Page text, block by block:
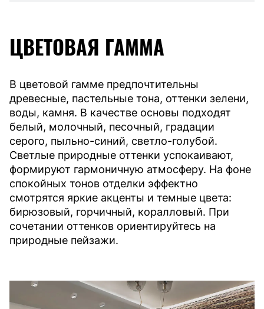
ЦВЕТОВАЯ ГАММА
В цветовой гамме предпочтительны
древесные, пастельные тона, оттенки зелени,
воды, камня. В качестве основы подходят
белый, молочный, песочный, градации
серого, пыльно-синий, светло-голубой.
Светлые природные оттенки успокаивают,
формируют гармоничную атмосферу. На фоне
спокойных тонов отделки эффектно
смотрятся яркие акценты и темные цвета:
бирюзовый, горчичный, коралловый. При
сочетании оттенков ориентируйтесь на
природные пейзажи.